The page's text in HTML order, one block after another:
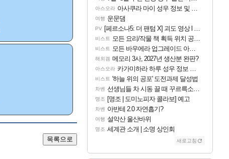
목록으로
아스오라 아사쿠라 마이 성우 정보 및 주요 필모
여행 운문댐
PV [페르소나5: 더 팬텀 X] 괴도 영상 l 타카마키 안·댄싱 스타
비스트 모든 요리/작물 책 획득 위치 공략 (36개) - 미식가 도전과제
비스트 모든 바우에라 업그레이드 아이템 획득 위치 공략 (89개)
해외겜 메모리 3사, 2027년 생산분 완판?
아스오라 카가미하라 하루 성우 정보 및 주요 필모
비스트 '하늘 위의 공포' 도전과제 달성법
차벤 선생님들 차 시동 끌 때 꾸르륵소리나는데
명조 [명조 | 도미노피자 콜라보] 예고
차벤 아반테 2.0 자연흡기?
여행 설악산 울산바위
명조 세계관 소개 | 소명 상인회
새로고침